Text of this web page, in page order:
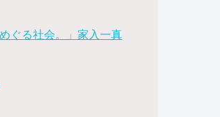
ぐる社会。」家入一真